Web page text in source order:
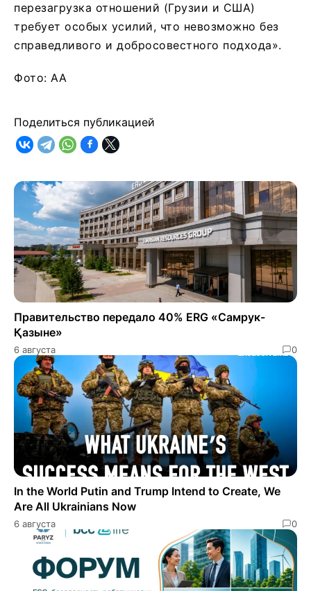
перезагрузка отношений (Грузии и США)
требует особых усилий, что невозможно без
справедливого и добросовестного подхода».
Фото: AA
Поделиться публикацией
Правительство передало 40% ERG «Самрук-
Қазыне»
6 августа 0
In the World Putin and Trump Intend to Create, We
Are All Ukrainians Now
6 августа 0